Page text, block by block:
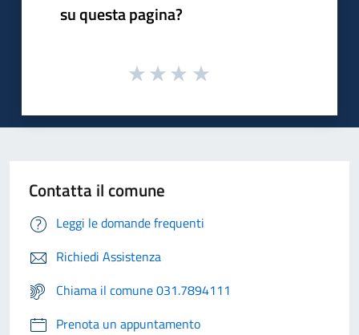
su questa pagina?
Contatta il comune
Leggi le domande frequenti
Richiedi Assistenza
Chiama il comune 031.7894111
Prenota un appuntamento